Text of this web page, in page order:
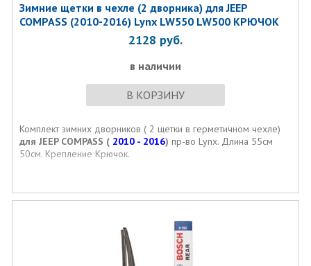
Зимние щетки в чехле (2 дворника) для JEEP
COMPASS (2010-2016) Lynx LW550 LW500 КРЮЧОК
2128 руб.
в наличии
В КОРЗИНУ
Комплект зимних дворников ( 2 щетки в герметичном чехле)
для JEEP COMPASS (2010 - 2016) пр-во Lynx. Длина 55см
50см. Крепление Крючок.